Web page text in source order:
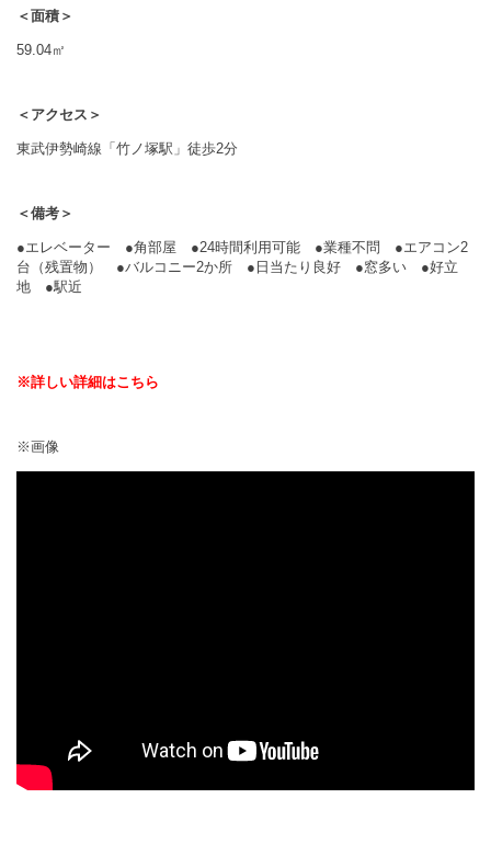
＜面積＞
59.04㎡
＜アクセス＞
東武伊勢崎線「竹ノ塚駅」徒歩2分
＜備考＞
●エレベーター ●角部屋 ●24時間利用可能 ●業種不問 ●エアコン2
台（残置物） ●バルコニー2か所 ●日当たり良好 ●窓多い ●好立
地 ●駅近
※詳しい詳細はこちら
※画像